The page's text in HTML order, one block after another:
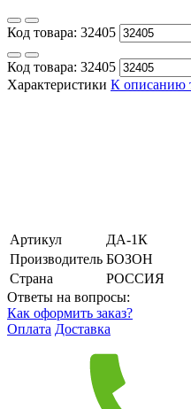
Код товара: 32405
Код товара: 32405
Характеристики К описанию
Артикул
ДА-1К
Производитель БОЗОН
Страна
РОССИЯ
Ответы на вопросы:
Как оформить заказ?
Оплата Доставка